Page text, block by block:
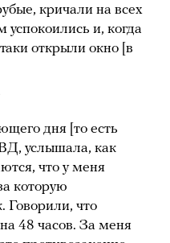
кричали на всех
и, когда
открыли окно [в
дня [то есть
услышала, как
что у меня
которую
Говорили, что
48 часов. За меня